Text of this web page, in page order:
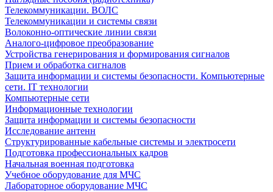
Телекоммуникации. ВОЛС
Телекоммуникации и системы связи
Волоконно-оптические линии связи
Аналого-цифровое преобразование
Устройства генерирования и формирования сигналов
Прием и обработка сигналов
Защита информации и системы безопасности. Компьютерные
сети. IT технологии
Компьютерные сети
Информационные технологии
Защита информации и системы безопасности
Исследование антенн
Структурированные кабельные системы и электросети
Подготовка профессиональных кадров
Начальная военная подготовка
Учебное оборудование для МЧС
Лабораторное оборудование МЧС